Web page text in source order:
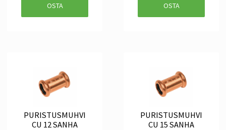
OSTA OSTA
PURISTUSMUHVI
CU 12 SANHA
PURISTUSMUHVI
CU 15 SANHA